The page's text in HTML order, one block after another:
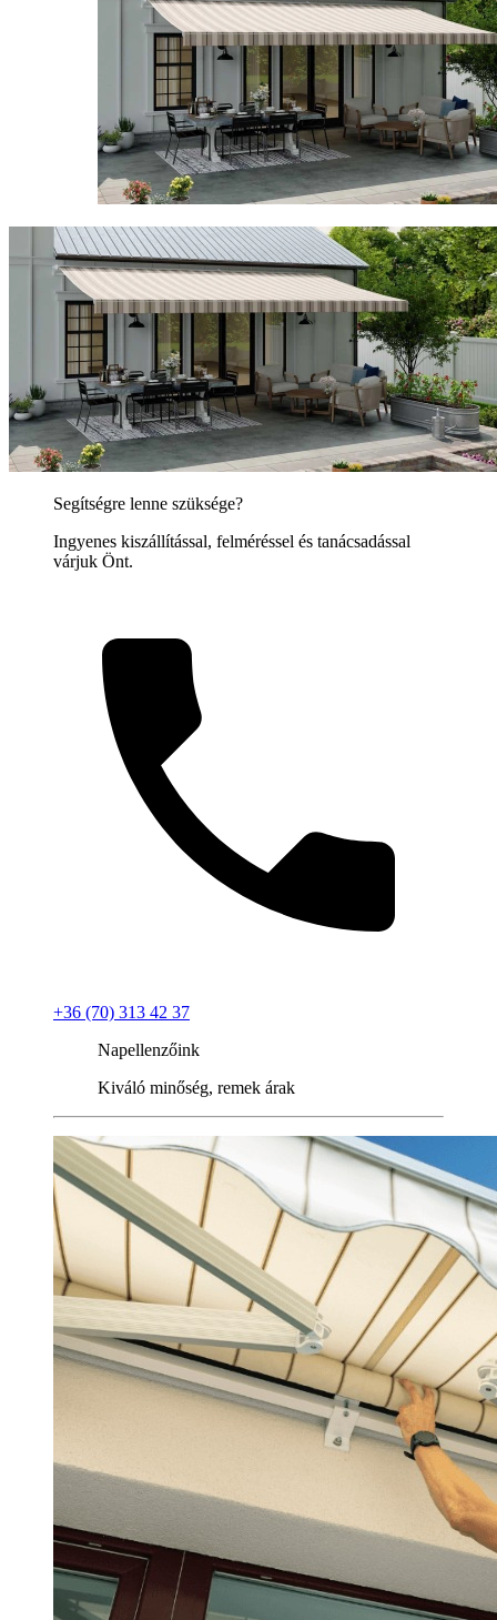
Segítségre lenne szüksége?
Ingyenes kiszállítással, felméréssel és tanácsadással
várjuk Önt.
+36 (70) 313 42 37
Napellenzőink
Kiváló minőség, remek árak